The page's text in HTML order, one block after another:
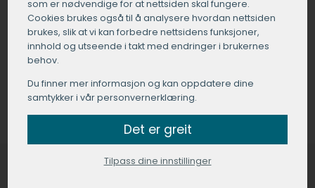
som er nødvendige for at nettsiden skal fungere.
Cookies brukes også til å analysere hvordan nettsiden
brukes, slik at vi kan forbedre nettsidens funksjoner,
innhold og utseende i takt med endringer i brukernes
behov.
Du finner mer informasjon og kan oppdatere dine
samtykker i vår personvernerklæring.
Det er greit
Tilpass dine innstillinger